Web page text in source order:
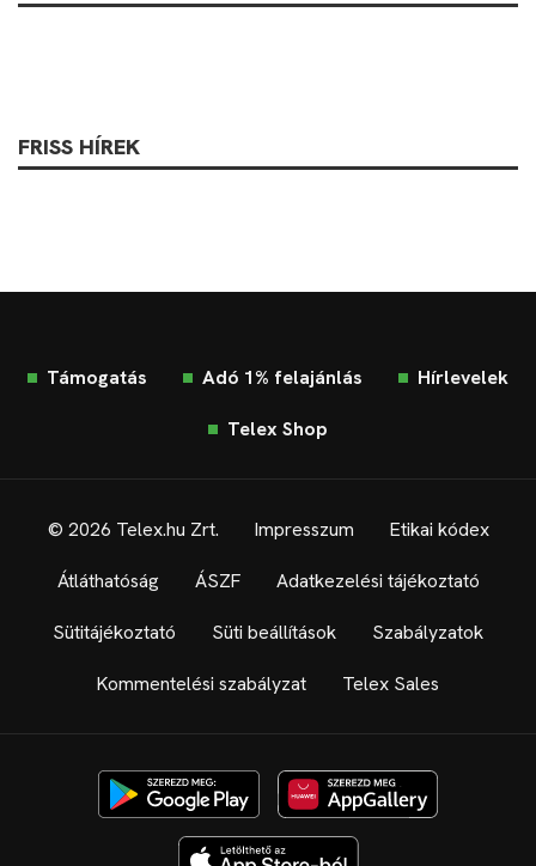
FRISS HÍREK
Támogatás Adó 1% felajánlás Hírlevelek
Telex Shop
© 2026 Telex.hu Zrt. Impresszum Etikai kódex
Átláthatóság ÁSZF Adatkezelési tájékoztató
Sütitájékoztató Süti beállítások Szabályzatok
Kommentelési szabályzat Telex Sales